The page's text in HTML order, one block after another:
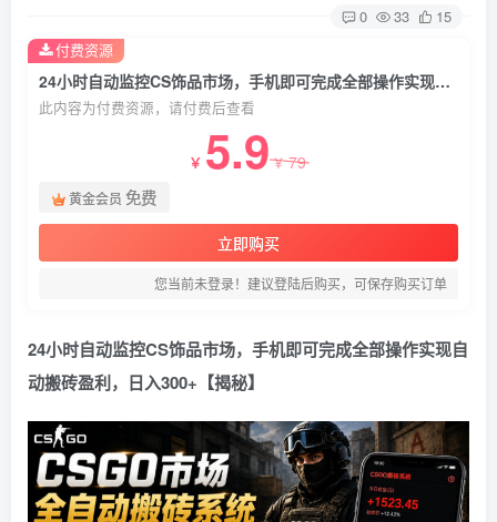
0 33 15
24小时自动监控CS饰品市场，手机即可完成全部操作实现自动搬砖盈利，日入300+【揭秘】
此内容为付费资源，请付费后查看
￥ 5.9￥79
黄金会员 免费
立即购买
您当前未登录！建议登陆后购买，可保存购买订单
付费资源
24小时自动监控CS饰品市场，手机即可完成全部操作实现自
动搬砖盈利，日入300+【揭秘】